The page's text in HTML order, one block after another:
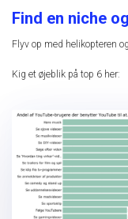
Find en niche
Flyv op med helikopteren
Kig et øjeblik på top 6 her: